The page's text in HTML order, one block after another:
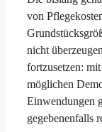
von
nicht
fortzusetzen:
möglichen
Einwendungen
gegebenenfalls